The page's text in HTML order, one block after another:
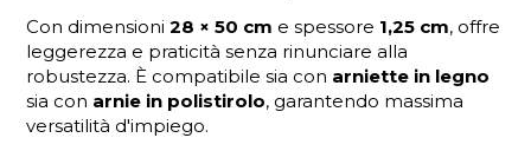
Con dimensioni28 × 50 cm e spessore 1,25 cm, offre
leggerezza e praticità senza rinunciare alla
robustezza. È compatibile sia con arniette in legno
sia con arnie in polistirolo, garantendo massima
versatilità d'impiego.